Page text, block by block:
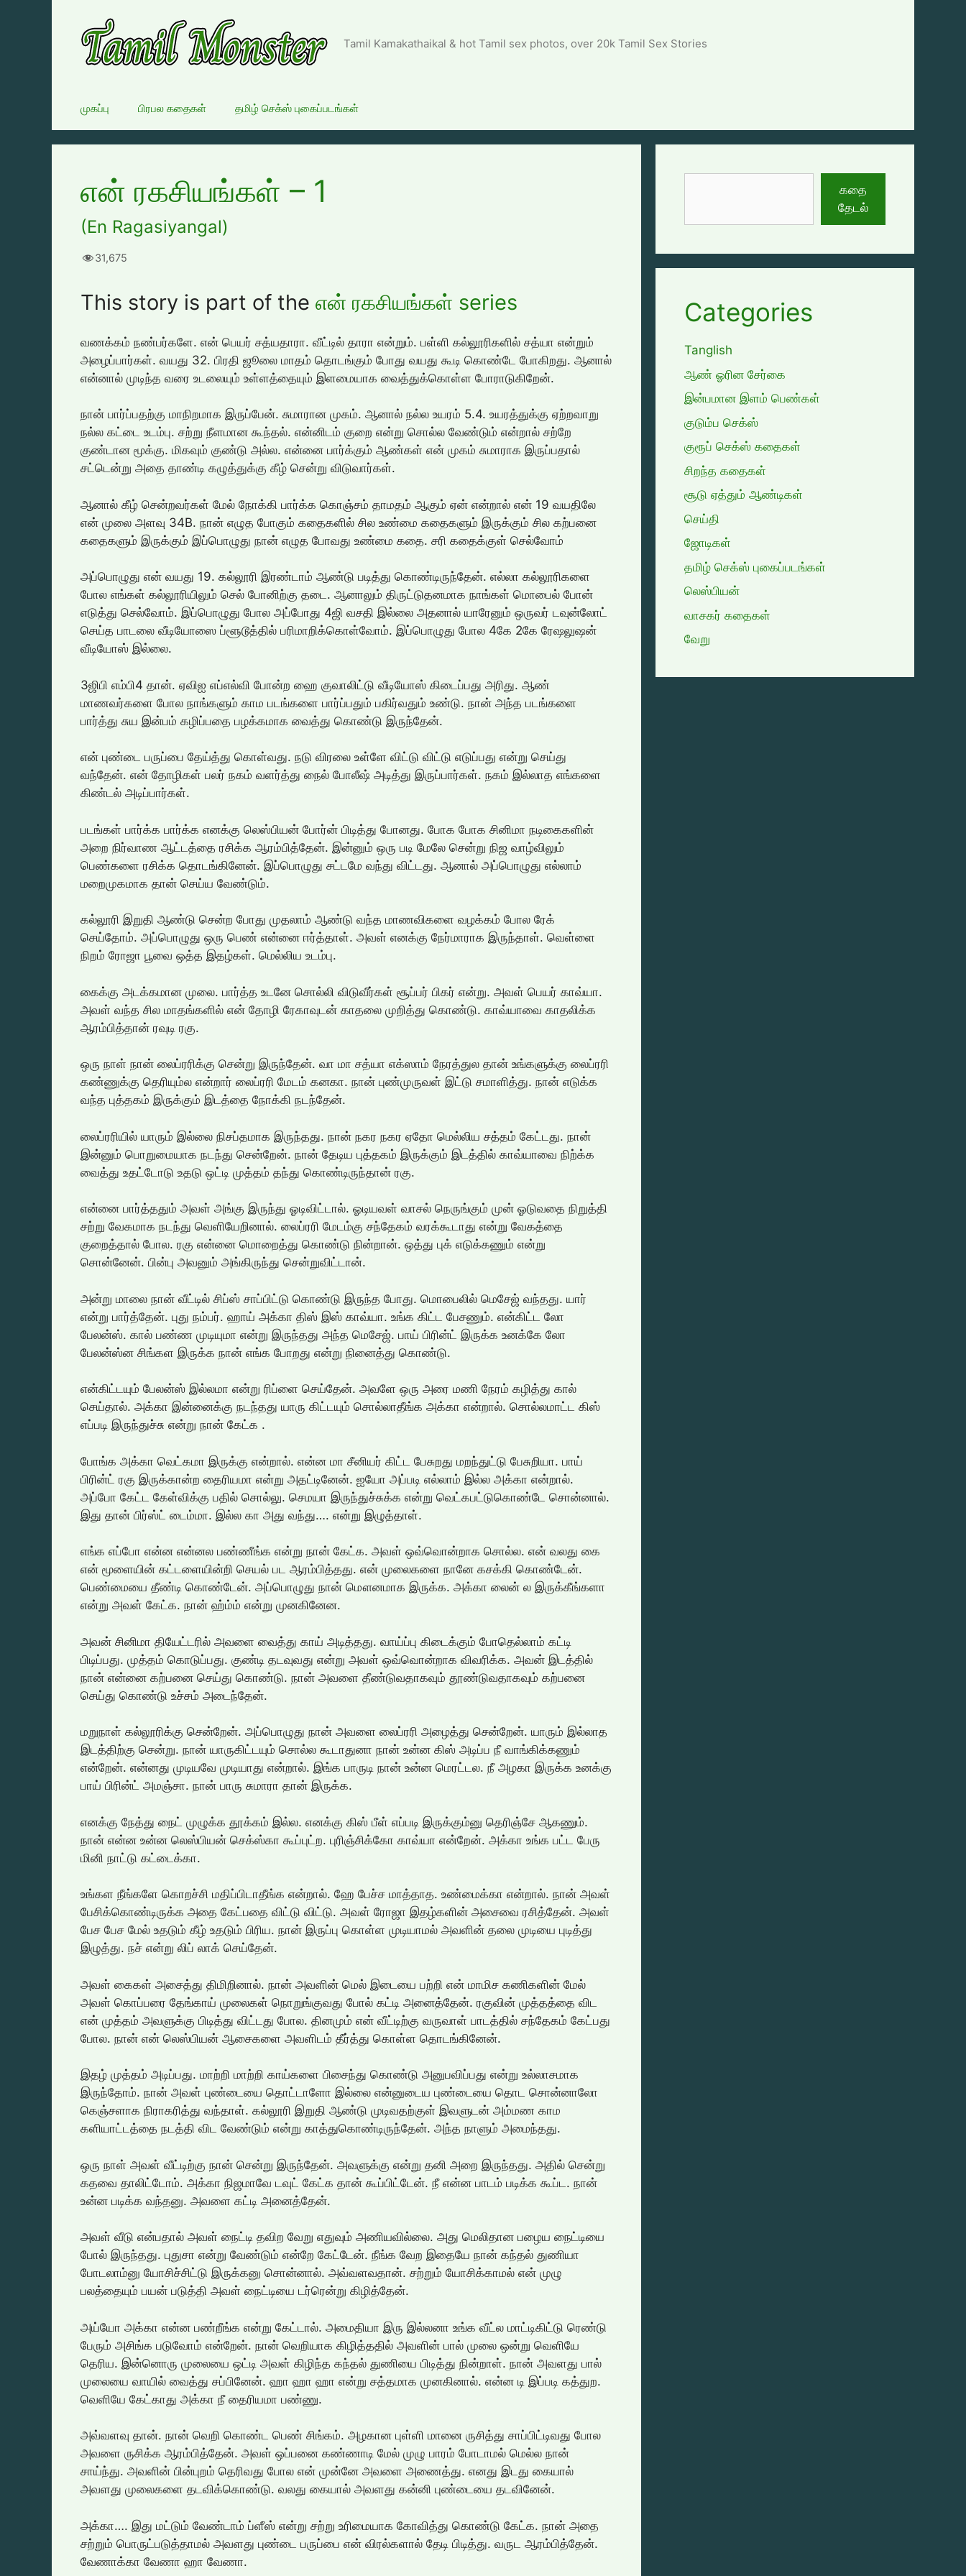
Tamil Kamakathaikal & hot Tamil sex photos, over 20k Tamil Sex Stories
முகப்பு பிரபல கதைகள் தமிழ் செக்ஸ் புகைப்படங்கள்
என் ரகசியங்கள் – 1
(En Ragasiyangal)
31,675
This story is part of the என் ரகசியங்கள் series
வணக்கம் நண்பர்களே. என் பெயர் சத்யதாரா. வீட்டில் தாரா என்றும். பள்ளி கல்லூரிகளில் சத்யா என்றும்
அழைப்பார்கள். வயது 32. பிரதி ஜூலை மாதம் தொடங்கும் போது வயது கூடி கொண்டே போகிறது. ஆனால்
என்னால் முடிந்த வரை உடலையும் உள்ளத்தையும் இளமையாக வைத்துக்கொள்ள போராடுகிறேன்.
நான் பார்ப்பதற்கு மாநிறமாக இருப்பேன். சுமாரான முகம். ஆனால் நல்ல உயரம் 5.4. உயரத்துக்கு ஏற்றவாறு
நல்ல கட்டை உடம்பு. சற்று நீளமான கூந்தல். என்னிடம் குறை என்று சொல்ல வேண்டும் என்றால் சற்றே
குண்டான மூக்கு. மிகவும் குண்டு அல்ல. என்னை பார்க்கும் ஆண்கள் என் முகம் சுமாராக இருப்பதால்
சட்டென்று அதை தாண்டி கழுத்துக்கு கீழ் சென்று விடுவார்கள்.
ஆனால் கீழ் சென்றவர்கள் மேல் நோக்கி பார்க்க கொஞ்சம் தாமதம் ஆகும் ஏன் என்றால் என் 19 வயதிலே
என் முலை அளவு 34B. நான் எழுத போகும் கதைகளில் சில உண்மை கதைகளும் இருக்கும் சில கற்பனை
கதைகளும் இருக்கும் இப்பொழுது நான் எழுத போவது உண்மை கதை. சரி கதைக்குள் செல்வோம்
அப்பொழுது என் வயது 19. கல்லூரி இரண்டாம் ஆண்டு படித்து கொண்டிருந்தேன். எல்லா கல்லூரிகளை
போல எங்கள் கல்லூரியிலும் செல் போனிற்கு தடை. ஆனாலும் திருட்டுதனமாக நாங்கள் மொபைல் போன்
எடுத்து செல்வோம். இப்பொழுது போல அப்போது 4ஜி வசதி இல்லை அதனால் யாரேனும் ஒருவர் டவுன்லோட்
செய்த பாடலை வீடியோஸை ப்ளூடூத்தில் பரிமாறிக்கொள்வோம். இப்பொழுது போல 4கே 2கே ரேஷலுஷன்
வீடியோஸ் இல்லை.
3ஜிபி எம்பி4 தான். ஏவிஐ எப்எல்வி போன்ற ஹை குவாலிட்டு வீடியோஸ் கிடைப்பது அரிது. ஆண்
மாணவர்களை போல நாங்களும் காம படங்களை பார்ப்பதும் பகிர்வதும் உண்டு. நான் அந்த படங்களை
பார்த்து சுய இன்பம் கழிப்பதை பழக்கமாக வைத்து கொண்டு இருந்தேன்.
என் புண்டை பருப்பை தேய்த்து கொள்வது. நடு விரலை உள்ளே விட்டு விட்டு எடுப்பது என்று செய்து
வந்தேன். என் தோழிகள் பலர் நகம் வளர்த்து நைல் போலீஷ் அடித்து இருப்பார்கள். நகம் இல்லாத எங்களை
கிண்டல் அடிப்பார்கள்.
படங்கள் பார்க்க பார்க்க எனக்கு லெஸ்பியன் போர்ன் பிடித்து போனது. போக போக சினிமா நடிகைகளின்
அறை நிர்வாண ஆட்டத்தை ரசிக்க ஆரம்பித்தேன். இன்னும் ஒரு படி மேலே சென்று நிஜ வாழ்விலும்
பெண்களை ரசிக்க தொடங்கினேன். இப்பொழுது சட்டமே வந்து விட்டது. ஆனால் அப்பொழுது எல்லாம்
மறைமுகமாக தான் செய்ய வேண்டும்.
கல்லூரி இறுதி ஆண்டு சென்ற போது முதலாம் ஆண்டு வந்த மாணவிகளை வழக்கம் போல ரேக்
செய்தோம். அப்பொழுது ஒரு பெண் என்னை ஈர்த்தாள். அவள் எனக்கு நேர்மாராக இருந்தாள். வெள்ளை
நிறம் ரோஜா பூவை ஒத்த இதழ்கள். மெல்லிய உடம்பு.
கைக்கு அடக்கமான முலை. பார்த்த உடனே சொல்லி விடுவீர்கள் சூப்பர் பிகர் என்று. அவள் பெயர் காவ்யா.
அவள் வந்த சில மாதங்களில் என் தோழி ரேகாவுடன் காதலை முறித்து கொண்டு. காவ்யாவை காதலிக்க
ஆரம்பித்தான் ரவுடி ரகு.
ஒரு நாள் நான் லைப்ரரிக்கு சென்று இருந்தேன். வா மா சத்யா எக்ஸாம் நேரத்துல தான் உங்களுக்கு லைப்ரரி
கண்ணுக்கு தெரியும்ல என்றார் லைப்ரரி மேடம் கனகா. நான் புண்முருவள் இட்டு சமாளித்து. நான் எடுக்க
வந்த புத்தகம் இருக்கும் இடத்தை நோக்கி நடந்தேன்.
லைப்ரரியில் யாரும் இல்லை நிசப்தமாக இருந்தது. நான் நகர நகர ஏதோ மெல்லிய சத்தம் கேட்டது. நான்
இன்னும் பொறுமையாக நடந்து சென்றேன். நான் தேடிய புத்தகம் இருக்கும் இடத்தில் காவ்யாவை நிற்க்க
வைத்து உதட்டோடு உதடு ஒட்டி முத்தம் தந்து கொண்டிருந்தான் ரகு.
என்னை பார்த்ததும் அவள் அங்கு இருந்து ஓடிவிட்டால். ஓடியவள் வாசல் நெருங்கும் முன் ஓடுவதை நிறுத்தி
சற்று வேகமாக நடந்து வெளியேறினால். லைப்ரரி மேடம்கு சந்தேகம் வரக்கூடாது என்று வேகத்தை
குறைத்தால் போல. ரகு என்னை மொறைத்து கொண்டு நின்றான். ஒத்து புக் எடுக்கணும் என்று
சொன்னேன். பின்பு அவனும் அங்கிருந்து சென்றுவிட்டான்.
அன்று மாலை நான் வீட்டில் சிப்ஸ் சாப்பிட்டு கொண்டு இருந்த போது. மொபைலில் மெசேஜ் வந்தது. யார்
என்று பார்த்தேன். புது நம்பர். ஹாய் அக்கா திஸ் இஸ் காவ்யா. உங்க கிட்ட பேசணும். என்கிட்ட லோ
பேலன்ஸ். கால் பண்ண முடியுமா என்று இருந்தது அந்த மெசேஜ். பாய் பிரின்ட் இருக்க உனக்கே லோ
பேலன்ஸ்ன சிங்கள இருக்க நான் எங்க போறது என்று நினைத்து கொண்டு.
என்கிட்டயும் பேலன்ஸ் இல்லமா என்று ரிப்ளை செய்தேன். அவளே ஒரு அரை மணி நேரம் கழித்து கால்
செய்தால். அக்கா இன்னைக்கு நடந்தது யாரு கிட்டயும் சொல்லாதீங்க அக்கா என்றால். சொல்லமாட்ட கிஸ்
எப்படி இருந்துச்சு என்று நான் கேட்க .
போங்க அக்கா வெட்கமா இருக்கு என்றால். என்ன மா சீனியர் கிட்ட பேசுறது மறந்துட்டு பேசுறியா. பாய்
பிரின்ட் ரகு இருக்கான்ற தைரியமா என்று அதட்டினேன். ஐயோ அப்படி எல்லாம் இல்ல அக்கா என்றால்.
அப்போ கேட்ட கேள்விக்கு பதில் சொல்லு. செமயா இருந்துச்சுக்க என்று வெட்கபட்டுகொண்டே சொன்னால்.
இது தான் பிர்ஸ்ட் டைம்மா. இல்ல கா அது வந்து…. என்று இழுத்தாள்.
எங்க எப்போ என்ன என்னல பண்ணீங்க என்று நான் கேட்க. அவள் ஒவ்வொன்றாக சொல்ல. என் வலது கை
என் மூளையின் கட்டளையின்றி செயல் பட ஆரம்பித்தது. என் முலைகளை நானே கசக்கி கொண்டேன்.
பெண்மையை தீண்டி கொண்டேன். அப்பொழுது நான் மௌனமாக இருக்க. அக்கா லைன் ல இருக்கீங்களா
என்று அவள் கேட்க. நான் ஹ்ம்ம் என்று முனகினேன.
அவன் சினிமா தியேட்டரில் அவளை வைத்து காய் அடித்தது. வாய்ப்பு கிடைக்கும் போதெல்லாம் கட்டி
பிடிப்பது. முத்தம் கொடுப்பது. குண்டி தடவுவது என்று அவள் ஒவ்வொன்றாக விவரிக்க. அவன் இடத்தில்
நான் என்னை கற்பனை செய்து கொண்டு. நான் அவளை தீண்டுவதாகவும் தூண்டுவதாகவும் கற்பனை
செய்து கொண்டு உச்சம் அடைந்தேன்.
மறுநாள் கல்லூரிக்கு சென்றேன். அப்பொழுது நான் அவளை லைப்ரரி அழைத்து சென்றேன். யாரும் இல்லாத
இடத்திற்கு சென்று. நான் யாருகிட்டயும் சொல்ல கூடாதுனா நான் உன்ன கிஸ் அடிப்ப நீ வாங்கிக்கணும்
என்றேன். என்னது முடியவே முடியாது என்றால். இங்க பாருடி நான் உன்ன மெரட்டல. நீ அழகா இருக்க உனக்கு
பாய் பிரின்ட் அமஞ்சா. நான் பாரு சுமாரா தான் இருக்க.
எனக்கு நேத்து நைட் முழுக்க தூக்கம் இல்ல. எனக்கு கிஸ் பீள் எப்படி இருக்கும்னு தெரிஞ்சே ஆகணும்.
நான் என்ன உன்ன லெஸ்பியன் செக்ஸ்கா கூப்புட்ற. புரிஞ்சிக்கோ காவ்யா என்றேன். அக்கா உங்க பட்ட பேரு
மினி நாட்டு கட்டைக்கா.
உங்கள நீங்களே கொறச்சி மதிப்பிடாதீங்க என்றால். ஹே பேச்ச மாத்தாத. உண்மைக்கா என்றால். நான் அவள்
பேசிக்கொண்டிருக்க அதை கேட்பதை விட்டு விட்டு. அவள் ரோஜா இதழ்களின் அசைவை ரசித்தேன். அவள்
பேச பேச மேல் உதடும் கீழ் உதடும் பிரிய. நான் இருப்பு கொள்ள முடியாமல் அவளின் தலை முடியை புடித்து
இழுத்து. நச் என்று லிப் லாக் செய்தேன்.
அவள் கைகள் அசைத்து திமிறினால். நான் அவளின் மெல் இடையை பற்றி என் மாமிச கணிகளின் மேல்
அவள் கொப்பரை தேங்காய் முலைகள் நொறுங்குவது போல் கட்டி அனைத்தேன். ரகுவின் முத்தத்தை விட
என் முத்தம் அவளுக்கு பிடித்து விட்டது போல. தினமும் என் வீட்டிற்கு வருவாள் பாடத்தில் சந்தேகம் கேட்பது
போல. நான் என் லெஸ்பியன் ஆசைகளை அவளிடம் தீர்த்து கொள்ள தொடங்கினேன்.
இதழ் முத்தம் அடிப்பது. மாற்றி மாற்றி காய்களை பிசைந்து கொண்டு அனுபவிப்பது என்று உல்லாசமாக
இருந்தோம். நான் அவள் புண்டையை தொட்டாளோ இல்லை என்னுடைய புண்டையை தொட சொன்னாலோ
கெஞ்சளாக நிராகரித்து வந்தாள். கல்லூரி இறுதி ஆண்டு முடிவதற்குள் இவளுடன் அம்மண காம
களியாட்டத்தை நடத்தி விட வேண்டும் என்று காத்துகொண்டிருந்தேன். அந்த நாளும் அமைந்தது.
ஒரு நாள் அவள் வீட்டிற்கு நான் சென்று இருந்தேன். அவளுக்கு என்று தனி அறை இருந்தது. அதில் சென்று
கதவை தாலிட்டோம். அக்கா நிஜமாவே டவுட் கேட்க தான் கூப்பிட்டேன். நீ என்ன பாடம் படிக்க கூப்ட. நான்
உன்ன படிக்க வந்தனு. அவளை கட்டி அனைத்தேன்.
அவள் வீடு என்பதால் அவள் நைட்டி தவிற வேறு எதுவும் அணியவில்லை. அது மெலிதான பழைய நைட்டியை
போல் இருந்தது. புதுசா என்று வேண்டும் என்றே கேட்டேன். நீங்க வேற இதையே நான் கந்தல் துணியா
போடலாம்னு யோசிச்சிட்டு இருக்கனு சொன்னால். அவ்வளவதான். சற்றும் யோசிக்காமல் என் முழு
பலத்தையும் பயன் படுத்தி அவள் நைட்டியை டர்ரென்று கிழித்தேன்.
அய்யோ அக்கா என்ன பண்றீங்க என்று கேட்டால். அமைதியா இரு இல்லனா உங்க வீட்ல மாட்டிகிட்டு ரெண்டு
பேரும் அசிங்க படுவோம் என்றேன். நான் வெறியாக கிழித்ததில் அவளின் பால் முலை ஒன்று வெளியே
தெரிய. இன்னொரு முலையை ஒட்டி அவள் கிழிந்த கந்தல் துணியை பிடித்து நின்றாள். நான் அவளது பால்
முலையை வாயில் வைத்து சப்பினேன். ஹா ஹா ஹா என்று சத்தமாக முனகினால். என்ன டி இப்படி கத்துற.
வெளியே கேட்காது அக்கா நீ தைரியமா பண்ணு.
அவ்வளவு தான். நான் வெறி கொண்ட பெண் சிங்கம். அழகான புள்ளி மானை ருசித்து சாப்பிட்டிவது போல
அவளை ருசிக்க ஆரம்பித்தேன். அவள் ஒப்பனை கண்ணாடி மேல் முழு பாரம் போடாமல் மெல்ல நான்
சாய்ந்து. அவளின் பின்புறம் தெரிவது போல என் முன்னே அவளை அணைத்து. எனது இடது கையால்
அவளது முலைகளை தடவிக்கொண்டு. வலது கையால் அவளது கன்னி புண்டையை தடவினேன்.
அக்கா…. இது மட்டும் வேண்டாம் ப்ளீஸ் என்று சற்று உரிமையாக கோவித்து கொண்டு கேட்க. நான் அதை
சற்றும் பொருட்படுத்தாமல் அவளது புண்டை பருப்பை என் விரல்களால் தேடி பிடித்து. வருட ஆரம்பித்தேன்.
வேணாக்கா வேணா ஹா வேணா.
கதை
தேடல்
Categories
Tanglish
ஆண் ஓரின சேர்கை
இன்பமான இளம் பெண்கள்
குடும்ப செக்ஸ்
குரூப் செக்ஸ் கதைகள்
சிறந்த கதைகள்
சூடு ஏத்தும் ஆண்டிகள்
செய்தி
ஜோடிகள்
தமிழ் செக்ஸ் புகைப்படங்கள்
லெஸ்பியன்
வாசகர் கதைகள்
வேறு